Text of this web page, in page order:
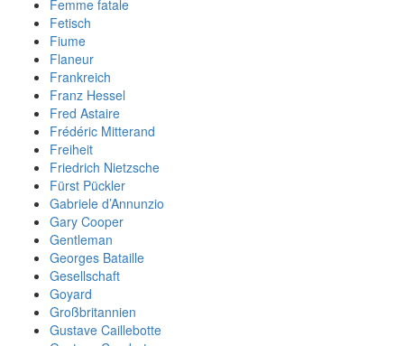
Femme fatale
Fetisch
Fiume
Flaneur
Frankreich
Franz Hessel
Fred Astaire
Frédéric Mitterand
Freiheit
Friedrich Nietzsche
Fürst Pückler
Gabriele d’Annunzio
Gary Cooper
Gentleman
Georges Bataille
Gesellschaft
Goyard
Großbritannien
Gustave Caillebotte